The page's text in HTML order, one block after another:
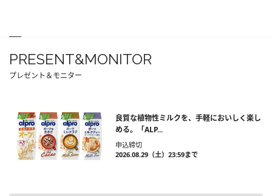
PRESENT&MONITOR
プレゼント＆モニター
良質な植物性ミルクを、手軽においしく楽し
める。「ALP...
申込締切
2026.08.29（土）23:59まで